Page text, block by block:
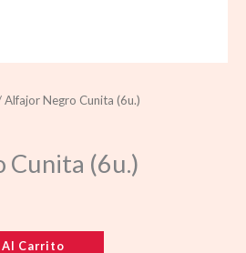
Alfajor Negro Cunita (6u.)
(6u.)
Al Carrito